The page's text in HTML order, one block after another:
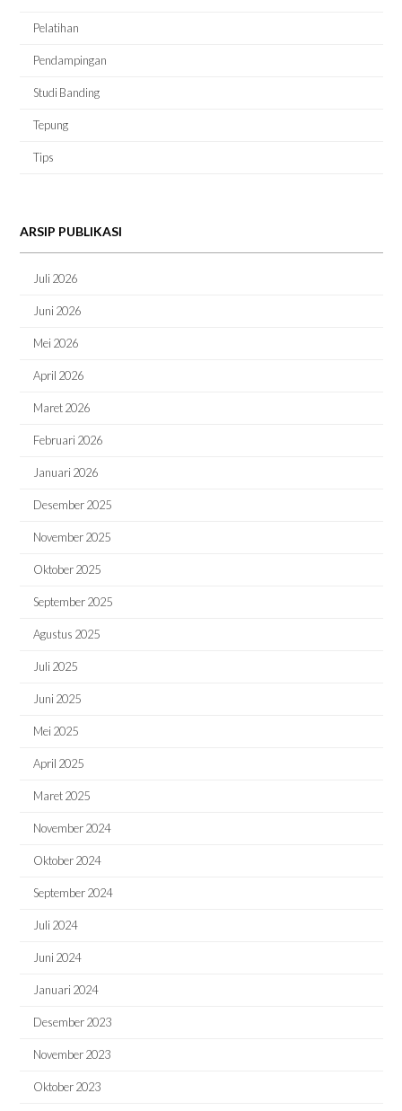
Pelatihan
Pendampingan
Studi Banding
Tepung
Tips
ARSIP PUBLIKASI
Juli 2026
Juni 2026
Mei 2026
April 2026
Maret 2026
Februari 2026
Januari 2026
Desember 2025
November 2025
Oktober 2025
September 2025
Agustus 2025
Juli 2025
Juni 2025
Mei 2025
April 2025
Maret 2025
November 2024
Oktober 2024
September 2024
Juli 2024
Juni 2024
Januari 2024
Desember 2023
November 2023
Oktober 2023